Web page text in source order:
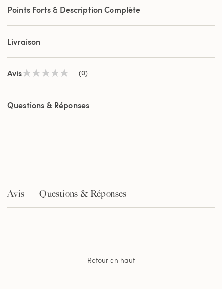
Points Forts & Description Complète
Livraison
AvisAucune
de
notation
Lien
la
(0)
Questions & Réponses
Avis Questions & Réponses
Retour en haut